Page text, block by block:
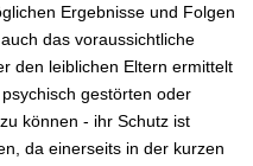
Ergebnisse und Folgen
das voraussichtliche
den leiblichen Eltern ermittelt
gestörten oder
können - ihr Schutz ist
da einerseits in der kurzen